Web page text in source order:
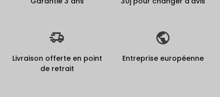
Livraison offerte en point
de retrait
Entreprise européenne